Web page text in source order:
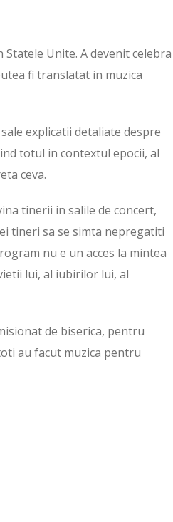
Unite. A devenit celebra
fi translatat in muzica
explicatii detaliate despre
totul in contextul epocii, al
ceva.
tinerii in salile de concert,
tineri sa se simta nepregatiti
nu e un acces la mintea
lui, al iubirilor lui, al
de biserica, pentru
au facut muzica pentru